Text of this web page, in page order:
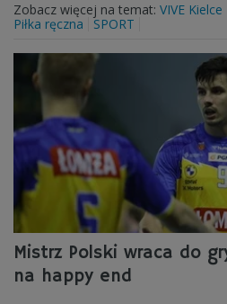
Zobacz więcej na temat: VIVE Kielce
Piłka ręczna
SPORT
Mistrz Polski wraca do
na happy end